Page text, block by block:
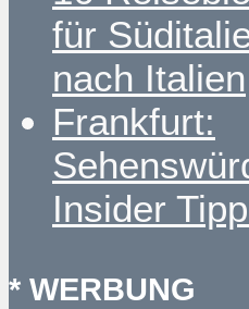
für
nach Italien
Frankfurt:
Insider
* WERBUNG